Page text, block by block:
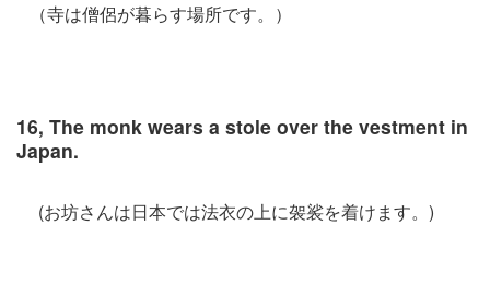
（寺は僧侶が暮らす場所です。）
16, The monk wears a stole over the vestment in
Japan.
(お坊さんは日本では法衣の上に袈裟を着けます。)